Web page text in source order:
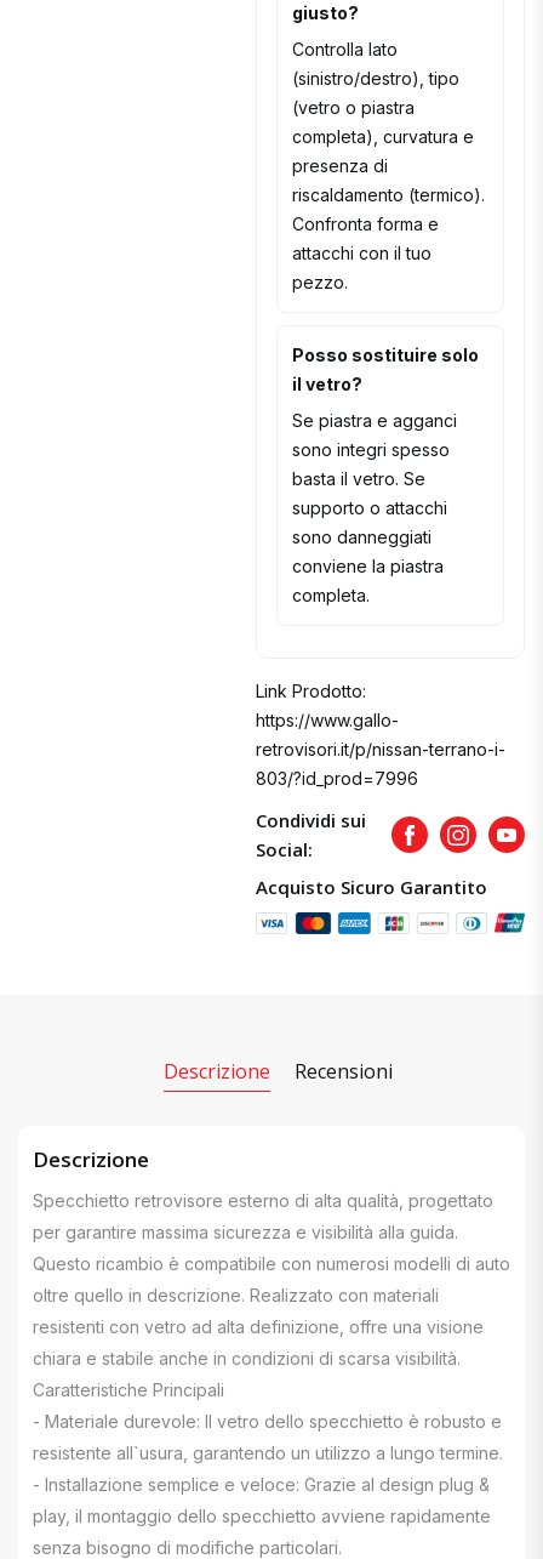
giusto?
Controlla lato
(sinistro/destro), tipo
(vetro o piastra
completa), curvatura e
presenza di
riscaldamento (termico).
Confronta forma e
attacchi con il tuo
pezzo.
Posso sostituire solo
il vetro?
Se piastra e agganci
sono integri spesso
basta il vetro. Se
supporto o attacchi
sono danneggiati
conviene la piastra
completa.
Link Prodotto:
https://www.gallo-
retrovisori.it/p/nissan-terrano-i-
803/?id_prod=7996
Condividi sui
Social:
FacebookInstagram
Acquisto Sicuro Garantito
Descrizione Recensioni
Descrizione
Specchietto retrovisore esterno di alta qualità, progettato
per garantire massima sicurezza e visibilità alla guida.
Questo ricambio è compatibile con numerosi modelli di auto
oltre quello in descrizione. Realizzato con materiali
resistenti con vetro ad alta definizione, offre una visione
chiara e stabile anche in condizioni di scarsa visibilità.
Caratteristiche Principali
- Materiale durevole: Il vetro dello specchietto è robusto e
resistente all`usura, garantendo un utilizzo a lungo termine.
- Installazione semplice e veloce: Grazie al design plug &
play, il montaggio dello specchietto avviene rapidamente
senza bisogno di modifiche particolari.